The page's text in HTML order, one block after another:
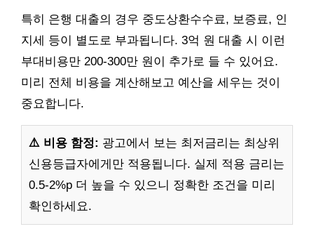
특히 은행 대출의 경우 중도상환수수료, 보증료, 인
지세 등이 별도로 부과됩니다. 3억 원 대출 시 이런
부대비용만 200-300만 원이 추가로 들 수 있어요.
미리 전체 비용을 계산해보고 예산을 세우는 것이
중요합니다.
⚠️ 비용 함정: 광고에서 보는 최저금리는 최상위
신용등급자에게만 적용됩니다. 실제 적용 금리는
0.5-2%p 더 높을 수 있으니 정확한 조건을 미리
확인하세요.